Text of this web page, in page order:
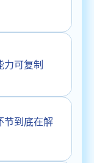
力可复制
节到底在解